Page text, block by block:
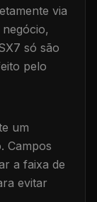
via
só são
pelo
um
Campos
a faixa de
evitar